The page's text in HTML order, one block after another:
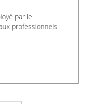
par le
professionnels